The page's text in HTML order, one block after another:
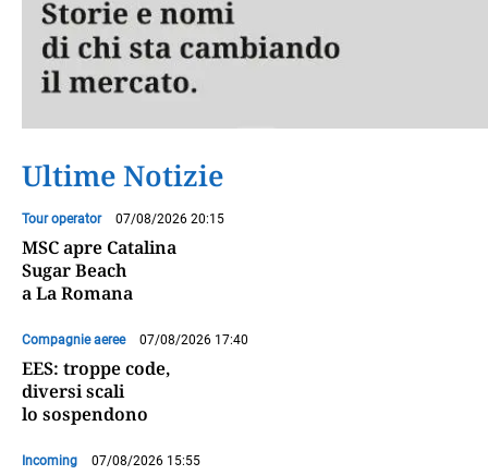
Ultime Notizie
Tour operator 07/08/2026 20:15
MSC apre Catalina
Sugar Beach
a La Romana
Compagnie aeree 07/08/2026 17:40
EES: troppe code,
diversi scali
lo sospendono
Incoming 07/08/2026 15:55